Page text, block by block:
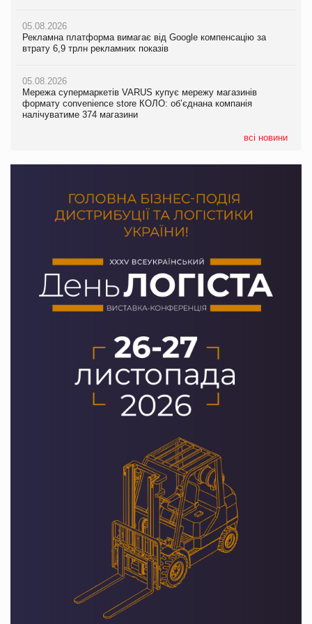
05.08.2026
Рекламна платформа вимагає від Google компенсацію за
втрату 6,9 трлн рекламних показів
05.08.2026
Мережа супермаркетів VARUS купує мережу магазинів
формату convenience store КОЛО: об’єднана компанія
налічуватиме 374 магазини
всі новини
05.08.2026
Сергій Лісунов про заморожені хлібобулочні вироби на
04.08.2026
Через атаку РФ у Дніпрі пошкоджено склад шоколаду
Millennium
05.08.2026
Рекламна платформа вимагає від Google компенсацію за
втрату 6,9 трлн рекламних показів
05.08.2026
Adidas витратила понад $1 млрд на маркетинг за квартал